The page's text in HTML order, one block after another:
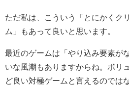
ただ私は、こういう「とにかくク
ム」もあって良いと思います。
最近のゲームは「やり込み要素が
いな風潮もありますからね。ボリ
ど良い対極ゲームと言えるのでは